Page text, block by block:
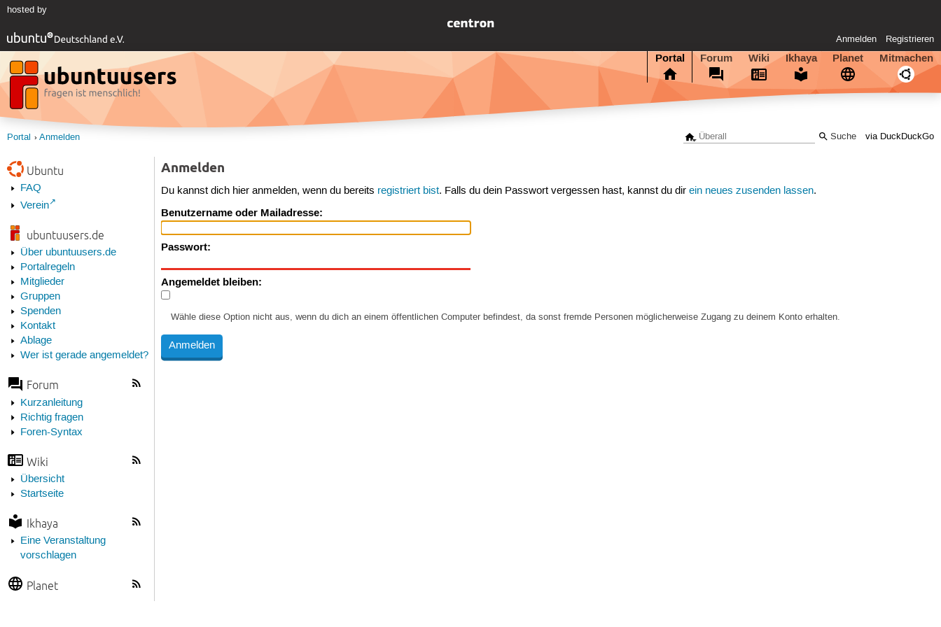
hosted by
Anmelden Registrieren
Portal Forum Wiki Ikhaya Planet Mitmachen
via DuckDuckGo
Portal Anmelden
Ubuntu
FAQ
Verein
ubuntuusers.de
Über ubuntuusers.de
Portalregeln
Mitglieder
Gruppen
Spenden
Kontakt
Ablage
Wer ist gerade angemeldet?
Forum
Kurzanleitung
Richtig fragen
Foren-Syntax
Wiki
Übersicht
Startseite
Ikhaya
Eine Veranstaltung
vorschlagen
Planet
Anmelden
Du kannst dich hier anmelden, wenn du bereits registriert bist. Falls du dein Passwort vergessen hast, kannst du direin neues zusenden lassen.
Benutzername oder Mailadresse:
Passwort:
Angemeldet bleiben:
Wähle diese Option nicht aus, wenn du dich an einem öffentlichen Computer befindest, da sonst fremde Personen möglicherweise Zugang zu deinem Konto erhalten.